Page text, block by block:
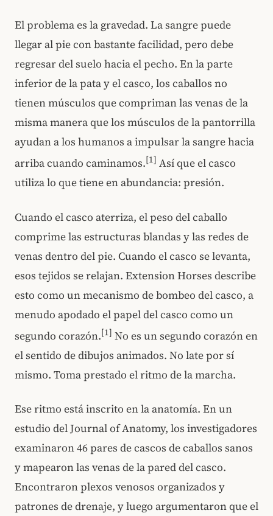
El problema es la gravedad. La sangre puede
llegar al pie con bastante facilidad, pero debe
regresar del suelo hacia el pecho. En la parte
inferior de la pata y el casco, los caballos no
tienen músculos que compriman las venas de la
misma manera que los músculos de la pantorrilla
ayudan a los humanos a impulsar la sangre hacia
arriba cuando caminamos.[1] Así que el casco
utiliza lo que tiene en abundancia: presión.
Cuando el casco aterriza, el peso del caballo
comprime las estructuras blandas y las redes de
venas dentro del pie. Cuando el casco se levanta,
esos tejidos se relajan. Extension Horses describe
esto como un mecanismo de bombeo del casco, a
menudo apodado el papel del casco como un
segundo corazón.[1] No es un segundo corazón en
el sentido de dibujos animados. No late por sí
mismo. Toma prestado el ritmo de la marcha.
Ese ritmo está inscrito en la anatomía. En un
estudio del Journal of Anatomy, los investigadores
examinaron 46 pares de cascos de caballos sanos
y mapearon las venas de la pared del casco.
Encontraron plexos venosos organizados y
patrones de drenaje, y luego argumentaron que el